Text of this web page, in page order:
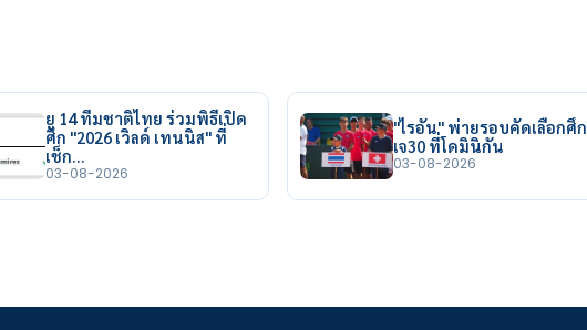
ยู 14 ทีมชาติไทย ร่วมพิธีเปิด
ศึก "2026 เวิลด์ เทนนิส" ที่
เช็ก…
03-08-2026
"ไรอัน" พ่ายรอบคัดเลือกศึก
เจ30 ที่โดมินิกัน
03-08-2026